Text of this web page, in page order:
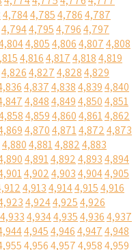
4,7844,7854,7864,787
4,7944,7954,7964,797
4,8054,8064,8074,808
4,8164,8174,8184,819
4,8264,8274,8284,829
4,8374,8384,8394,840
4,8484,8494,8504,851
4,8594,8604,8614,862
4,8704,8714,8724,873
4,8804,8814,8824,883
4,8914,8924,8934,894
4,9024,9034,9044,905
4,9134,9144,9154,916
4,9244,9254,926
4,9334,9344,9354,9364,937
4,9454,9464,9474,948
4,9564,9574,9584,959